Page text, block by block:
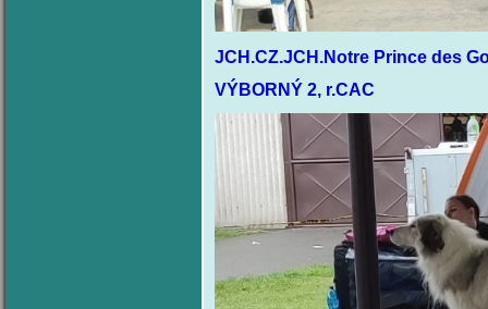
JCH.CZ.JCH.Notre Prince des
VÝBORNÝ 2, r.CAC